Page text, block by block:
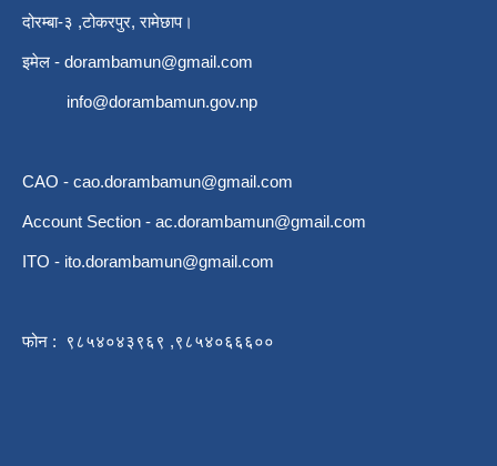
दोरम्बा-३ ,टोकरपुर, रामेछाप।
इमेल - dorambamun@gmail.com
info@dorambamun.gov.np
CAO - cao.dorambamun@gmail.com
Account Section - ac.dorambamun@gmail.com
ITO - ito.dorambamun@gmail.com
फोन : ९८५४०४३९६९ ,९८५४०६६६००